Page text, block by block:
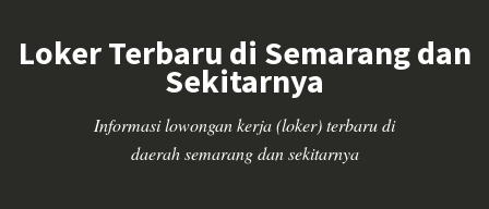
Loker Terbaru di Semarang dan
Sekitarnya
Informasi lowongan kerja (loker) terbaru di
daerah semarang dan sekitarnya